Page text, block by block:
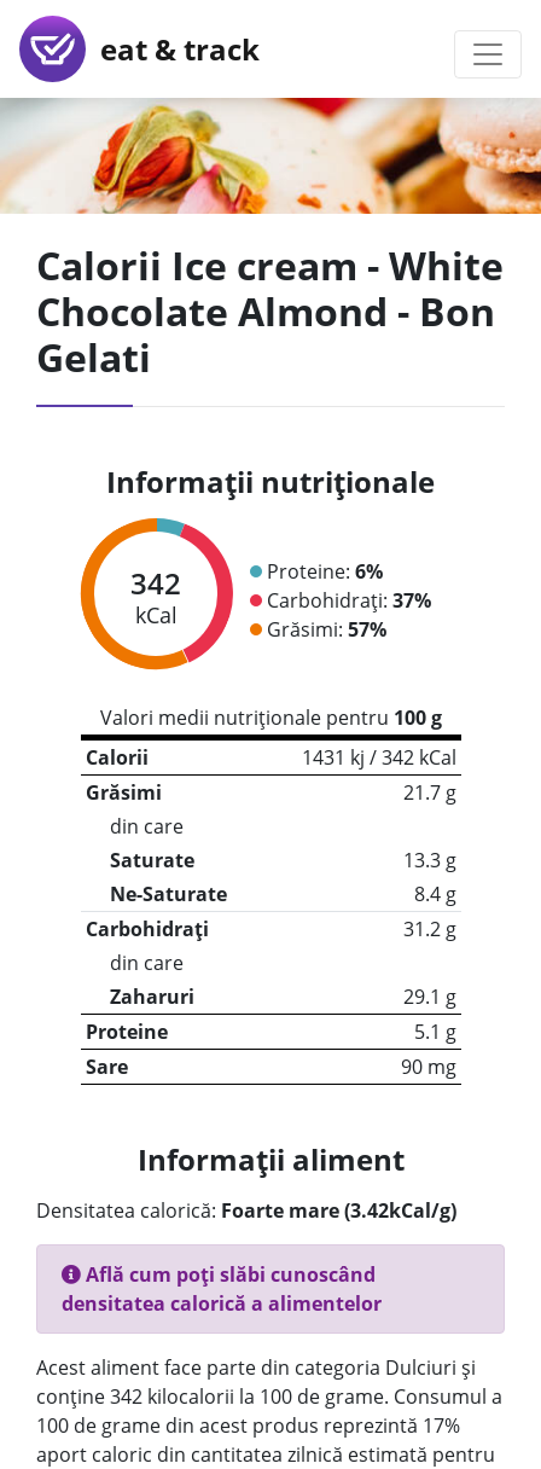
eat & track
Calorii Ice cream - White
Chocolate Almond - Bon
Gelati
Informații nutriționale
342
kCal
Proteine: 6%
Carbohidrați: 37%
Grăsimi: 57%
Valori medii nutriționale pentru 100 g
Calorii
1431 kj / 342 kCal
Grăsimi
21.7 g
din care
Saturate
13.3 g
Ne-Saturate
8.4 g
Carbohidrați
31.2 g
din care
Zaharuri
29.1 g
Proteine
5.1 g
Sare
90 mg
Informații aliment
Densitatea calorică: Foarte mare (3.42kCal/g)
Află cum poți slăbi cunoscând
densitatea calorică a alimentelor
Acest aliment face parte din categoria Dulciuri și
conține 342 kilocalorii la 100 de grame. Consumul a
100 de grame din acest produs reprezintă 17%
aport caloric din cantitatea zilnică estimată pentru